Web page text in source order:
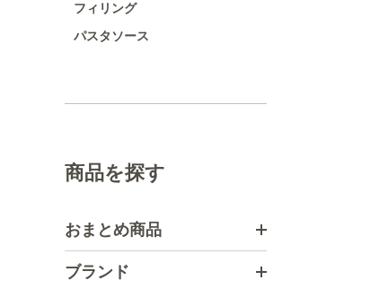
フィリング
パスタソース
商品を探す
おまとめ商品
ブランド